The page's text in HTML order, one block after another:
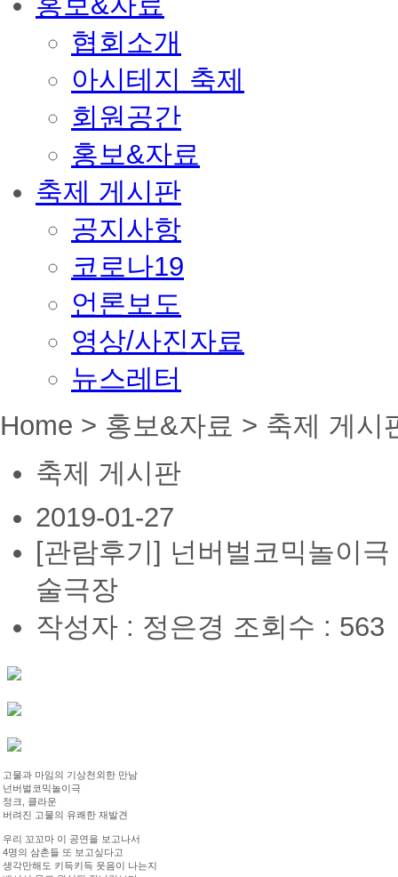
협회소개
아시테지 축제
회원공간
홍보&자료
축제 게시판
공지사항
코로나19
언론보도
영상/사진자료
뉴스레터
Home > 홍보&자료 > 축제 게시
축제 게시판
2019-01-27
[관람후기] 넌버벌코믹놀이
술극장
작성자 : 정은경 조회수 : 563
고물과 마임의 기상천외한 만남
넌버벌코믹놀이극
정크, 클라운
버려진 고물의 유쾌한 재발견
우리 꼬꼬마 이 공연을 보고나서
4명의 삼촌들 또 보고싶다고
생각만해도 키득키득 웃음이 나는지